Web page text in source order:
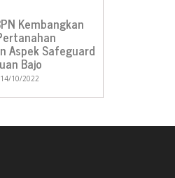
Kembangkan
Aspek Safeguard
Bajo
14/10/2022